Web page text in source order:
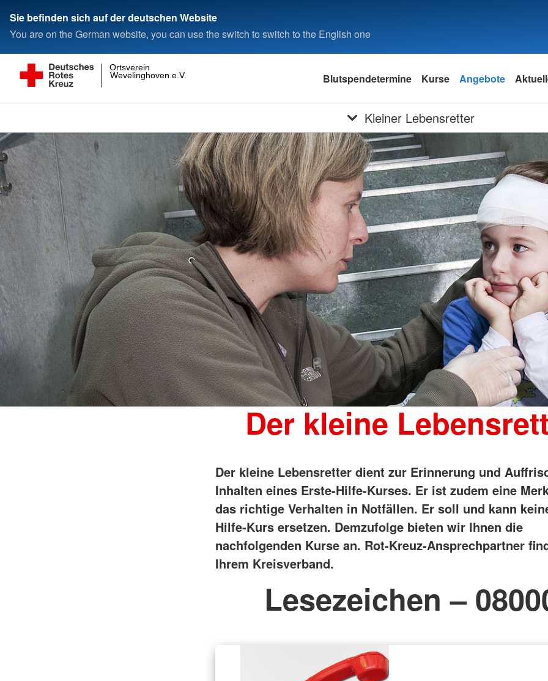
Sie befinden sich auf der deutschen Website
You are on the German website, you can use the switch to switch to the English one
Wevelinghoven e.V.
Ortsverein
Blutspendetermine Kurse Angebote
Kleiner Lebensretter
Der kleine
Der kleine Lebensretter dient zur Erinnerung und
Inhalten eines Erste-Hilfe-Kurses. Er ist zudem eine
das richtige Verhalten in Notfällen. Er soll und kann
Hilfe-Kurs ersetzen. Demzufolge bieten wir Ihnen die
nachfolgenden Kurse an. Rot-Kreuz-Ansprechpartner
Ihrem Kreisverband.
Lesezeichen –